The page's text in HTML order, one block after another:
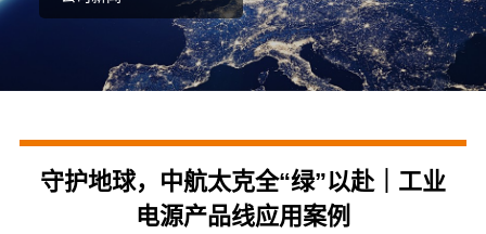
守护地球，中航太克全“绿”以赴｜工业
电源产品线应用案例